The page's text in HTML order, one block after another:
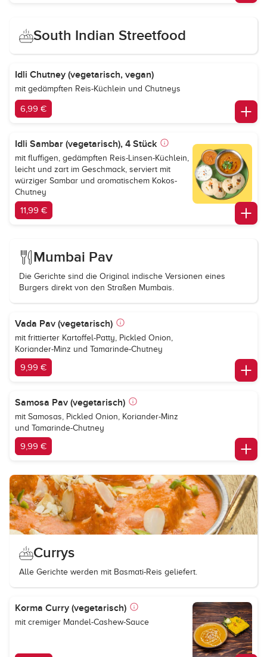
South Indian Streetfood
Idli Chutney (vegetarisch, vegan)
mit gedämpften Reis-Küchlein und Chutneys
6,99 €
Idli Sambar (vegetarisch), 4 Stück
mit fluffigen, gedämpften Reis-Linsen-Küchlein,
leicht und zart im Geschmack, serviert mit
würziger Sambar und aromatischem Kokos-
Chutney
11,99 €
Mumbai Pav
Die Gerichte sind die Original indische Versionen eines
Burgers direkt von den Straßen Mumbais.
Vada Pav (vegetarisch)
mit frittierter Kartoffel-Patty, Pickled Onion,
Koriander-Minz und Tamarinde-Chutney
9,99 €
Samosa Pav (vegetarisch)
mit Samosas, Pickled Onion, Koriander-Minz
und Tamarinde-Chutney
9,99 €
Currys
Alle Gerichte werden mit Basmati-Reis geliefert.
Korma Curry (vegetarisch)
mit cremiger Mandel-Cashew-Sauce